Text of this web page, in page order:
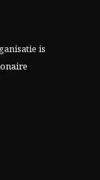
is